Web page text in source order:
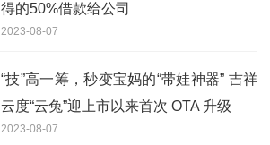
得的50%借款给公司
2023-08-07
“技”高一筹，秒变宝妈的“带娃神器” 吉祥
云度“云兔”迎上市以来首次 OTA 升级
2023-08-07